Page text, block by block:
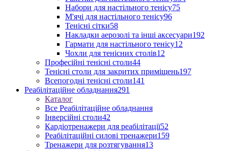
Набори для настільного тенісу75
М'ячі для настільного тенісу96
Тенісні сітки58
Накладки аерозолі та інші аксесуари192
Гармати для настільного тенісу12
Чохли для тенісних столів12
Професійні тенісні столи44
Тенісні столи для закритих приміщень197
Всепогодні тенісні столи141
Реабілітаційне обладнання291
Каталог
Все Реабілітаційне обладнання
Інверсійні столи42
Кардіотренажери для реабілітації52
Реабілітаційні силові тренажери159
Тренажери для розтягування13